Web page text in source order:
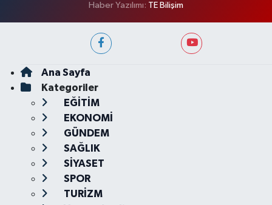
Haber Yazılımı: TE Bilişim
Ana Sayfa
Kategoriler
EĞİTİM
EKONOMİ
GÜNDEM
SAĞLIK
SİYASET
SPOR
TURİZM